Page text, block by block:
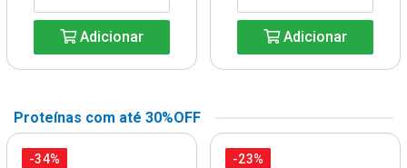
Adicionar Adicionar
Proteínas com até 30%OFF
-34% -23%